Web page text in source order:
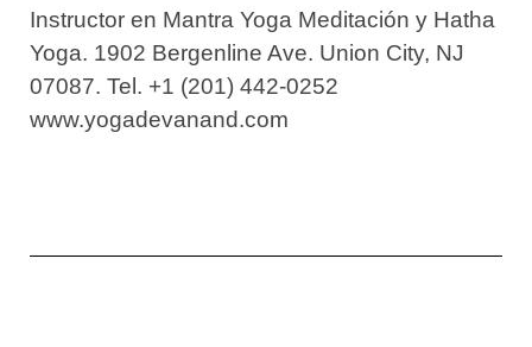
Instructor en Mantra Yoga Meditación y Hatha
Yoga. 1902 Bergenline Ave. Union City, NJ
07087. Tel. +1 (201) 442-0252
www.yogadevanand.com